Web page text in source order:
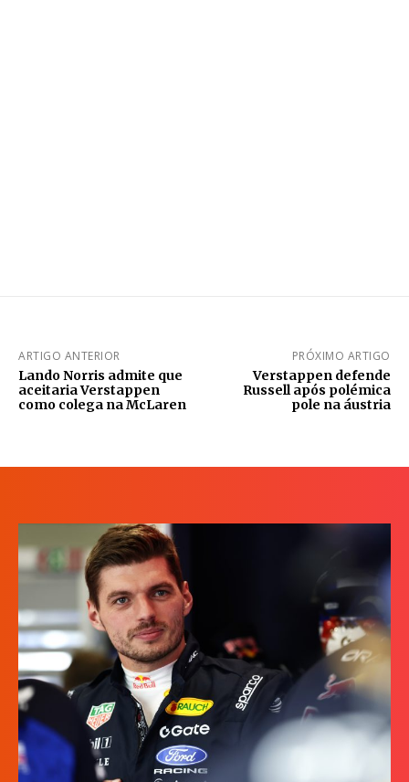
ARTIGO ANTERIOR
Lando Norris admite que
aceitaria Verstappen
como colega na McLaren
PRÓXIMO ARTIGO
Verstappen defende
Russell após polémica
pole na áustria